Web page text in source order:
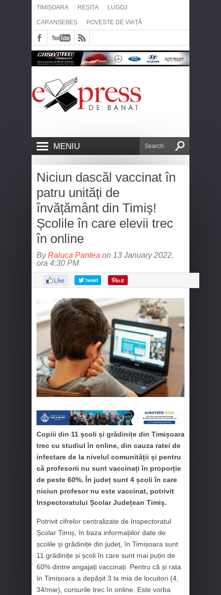
TIMIȘOARA REȘIȚA LUGOJ
CARANSEBEȘ POVESTE DE VIAȚĂ
MENIU
Niciun dascăl vaccinat în
patru unități de
învățământ din Timiș!
Școlile în care elevii trec
în online
ByRaluca Pantea on 13 January 2022,
ora 4:30 PM
Copiii din 11 școli și grădinițe din Timișoara
trec cu studiul în online, din cauza ratei de
infectare de la nivelul comunității și pentru
că profesorii nu sunt vaccinați în proporție
de peste 60%. În județ sunt 4 școli în care
niciun profesor nu este vaccinat, potrivit
Inspectoratului Școlar Județean Timiș.
Potrivit cifrelor centralizate de Inspectoratul
Școlar Timiș, în baza informațiilor date de
școlile și grădinițe din județ, în Timișoara sunt
11 grădinițe și școli în care sunt mai puțin de
60% dintre angajați vaccinați. Pentru că și rata
în Timișoara a depășit 3 la mia de locuitori (4,
34/mie), cursurile trec în online. Este vorba